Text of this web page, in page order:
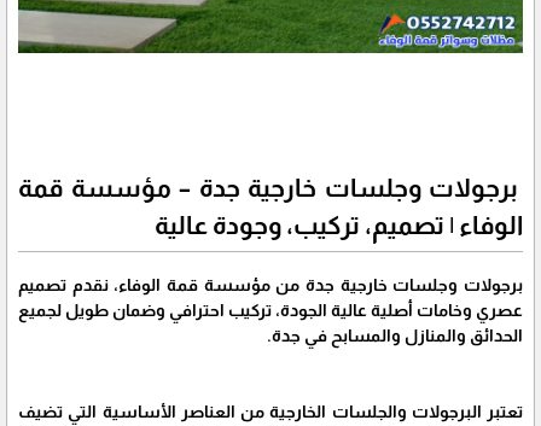
برجولات وجلسات خارجية جدة – مؤسسة قمة
الوفاء | تصميم، تركيب، وجودة عالية
برجولات وجلسات خارجية جدة من مؤسسة قمة الوفاء، نقدم تصميم
عصري وخامات أصلية عالية الجودة، تركيب احترافي وضمان طويل لجميع
الحدائق والمنازل والمسابح في جدة.
تعتبر البرجولات والجلسات الخارجية من العناصر الأساسية التي تضيف